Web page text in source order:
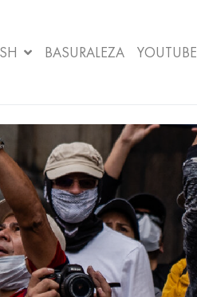
BASURALEZA YOUTUBE